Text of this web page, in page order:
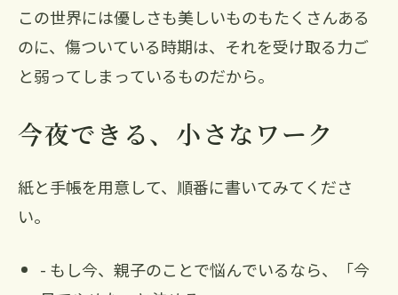
この世界には優しさも美しいものもたくさんある
のに、傷ついている時期は、それを受け取る力ご
と弱ってしまっているものだから。
今夜できる、小さなワーク
紙と手帳を用意して、順番に書いてみてくださ
い。
- もし今、親子のことで悩んでいるなら、「今